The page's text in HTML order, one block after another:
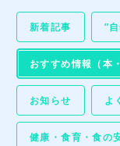
「環食一体」
News
お知らせ･ブ
お申し込み・お
新着記事 ”
おすすめ情報（本
お知らせ よ
健康・食育・食の